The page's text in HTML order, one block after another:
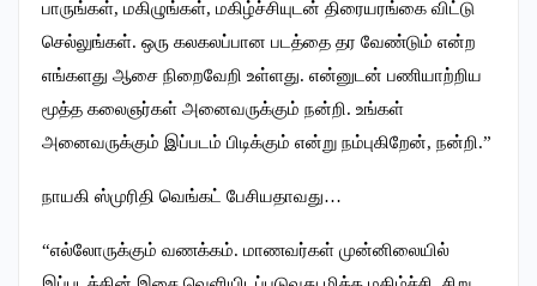
பாருங்கள், மகிழுங்கள், மகிழ்ச்சியுடன் திரையரங்கை விட்டு
செல்லுங்கள். ஒரு கலகலப்பான படத்தை தர வேண்டும் என்ற
எங்களது ஆசை நிறைவேறி உள்ளது. என்னுடன் பணியாற்றிய
மூத்த கலைஞர்கள் அனைவருக்கும் நன்றி. உங்கள்
அனைவருக்கும் இப்படம் பிடிக்கும் என்று நம்புகிறேன், நன்றி.”
நாயகி ஸ்முரிதி வெங்கட் பேசியதாவது…
“எல்லோருக்கும் வணக்கம். மாணவர்கள் முன்னிலையில்